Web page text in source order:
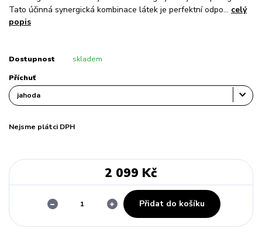
Tato účinná synergická kombinace látek je perfektní odpo... celý
popis
Dostupnost skladem
Příchuť
Nejsme plátci DPH
2 099 Kč
Přidat do košíku